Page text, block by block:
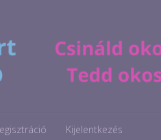
Kijelentkezés